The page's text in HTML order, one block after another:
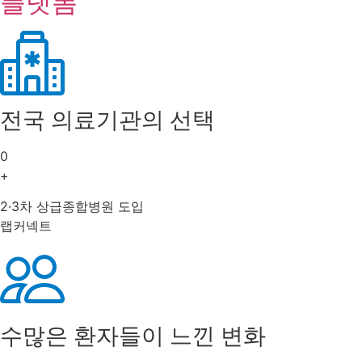
전국 의료기관의 선택
0
+
2·3차 상급종합병원 도입
랩커넥트
수많은 환자들이 느낀 변화